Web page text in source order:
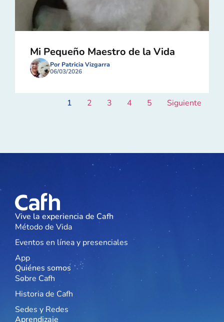
Mi Pequeño Maestro de la Vida
Por Patricia Vizgarra
06/03/2026
1 2 3 4 5 Siguiente
Vive la experiencia de Cafh
Método de Vida
Eventos en línea y presenciales
App
Quiénes somos
Sobre Cafh
Historia de Cafh
Sedes y Redes
Aprendizaje